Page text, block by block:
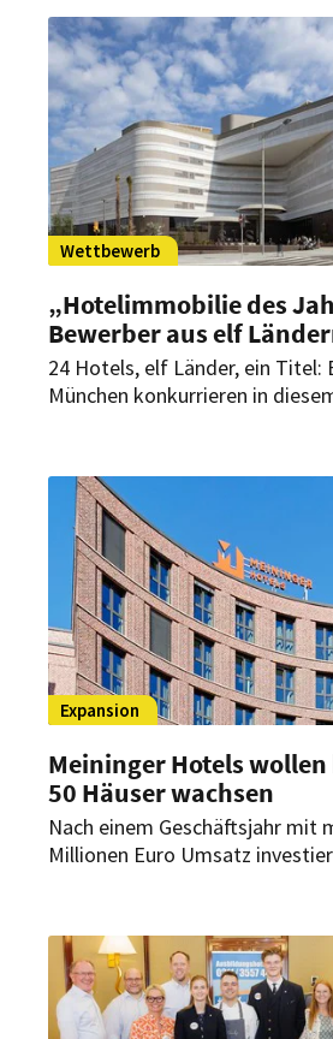
Wettbewerb
„Hotelimmobilie des
Bewerber aus elf
24 Hotels, elf Länder, ein Titel:
München konkurrieren in
alpinen Destinationen um die
„Hotelimmobilie des Jahres
Expansion
Meininger Hotels
50 Häuser wachsen
Nach einem Geschäftsjahr mit
Millionen Euro Umsatz
2030 will das Unternehmen
Standorte wachsen.